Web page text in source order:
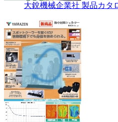
大銳機械企業社 製品カタ